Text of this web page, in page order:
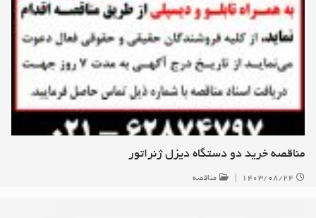
مناقصه خرید دو دستگاه دیزل ژنراتور
۱۴۰۳/۰۸/۲۴ مناقصه